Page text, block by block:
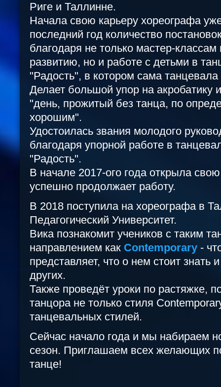
Риге и Таллинне.
Начала свою карьеру хореографа
последний год количество
благодаря не только мастер-
развитию, но и работе с детьми в
"Радость", в котором сама
Делает большой упор на акробатику
"день, прожитый без танца, по
хорошим".
Удостоилась звания молодого
благодаря упорной работе в
"Радость".
В начале 2017-ого года открыла
успешно продолжает работу.
В 2018 поступила на хореографа в
Педагогический Университет.
Вика познакомит учеников с таким
направлением как Сontemporary -
представляет, что о нем стоит знать
других.
Также проведёт уроки по растяжке,
танцора не только стиля
танцевальных стилей.
Сейчас начало года и мы набираем
сезон. Приглашаем всех желающих
танце!